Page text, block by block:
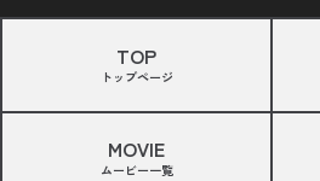
TOP
トップページ
MOVIE
ムービー一覧